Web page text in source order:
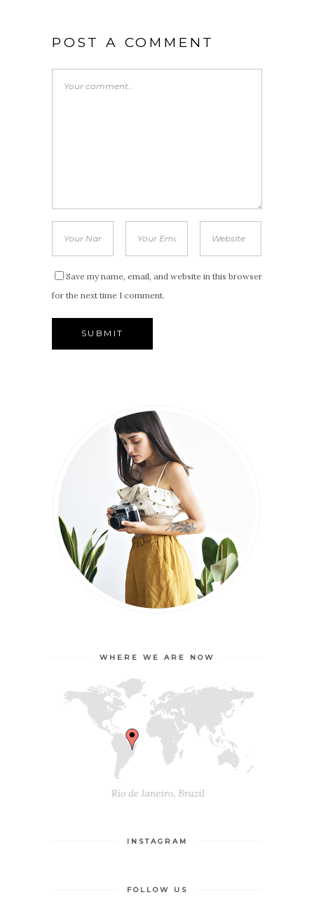
POST A COMMENT
Save my name, email, and website in this browser
for the next time I comment.
WHERE WE ARE NOW
INSTAGRAM
FOLLOW US